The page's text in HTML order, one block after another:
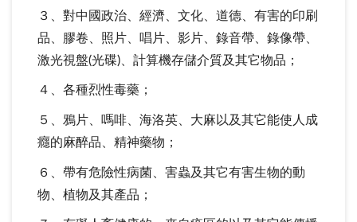
３、對中國政治、經濟、文化、道德、有害的印刷
品、膠卷、照片、唱片、影片、錄音帶、錄像帶、
激光視盤(光碟)、計算機存儲介質及其它物品；
４、各種烈性毒藥；
５、鴉片、嗎啡、海洛英、大麻以及其它能使人成
癮的麻醉品、精神藥物；
６、帶有危險性病菌、害蟲及其它有害生物的動
物、植物及其產品；